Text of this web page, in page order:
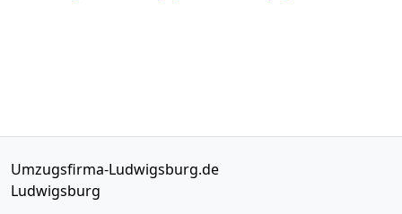
Umzugsfirma-Ludwigsburg.de
Ludwigsburg